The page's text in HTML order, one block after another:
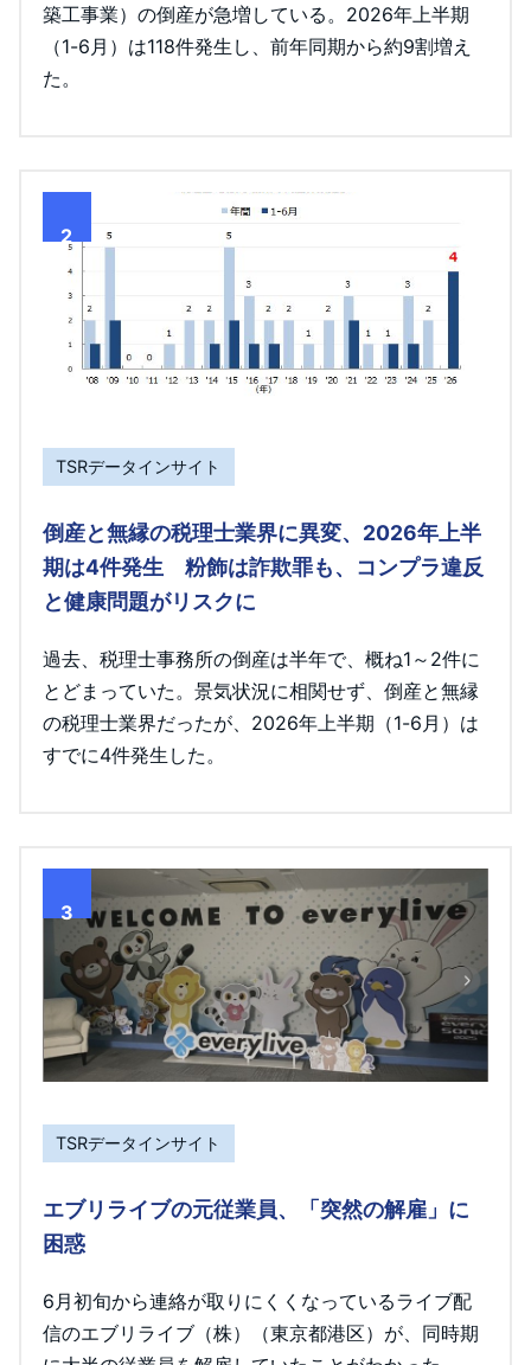
築工事業）の倒産が急増している。2026年上半期
（1-6月）は118件発生し、前年同期から約9割増え
た。
2
TSRデータインサイト
倒産と無縁の税理士業界に異変、2026年上半
期は4件発生 粉飾は詐欺罪も、コンプラ違反
と健康問題がリスクに
過去、税理士事務所の倒産は半年で、概ね1～2件に
とどまっていた。景気状況に相関せず、倒産と無縁
の税理士業界だったが、2026年上半期（1-6月）は
すでに4件発生した。
3
TSRデータインサイト
エブリライブの元従業員、「突然の解雇」に
困惑
6月初旬から連絡が取りにくくなっているライブ配
信のエブリライブ（株）（東京都港区）が、同時期